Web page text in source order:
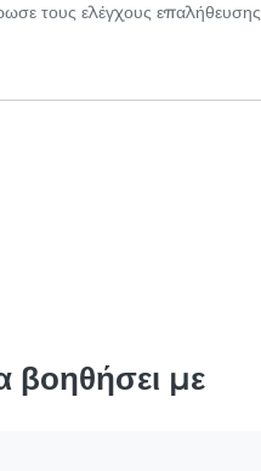
τους ελέγχους επαλήθευσης
βοηθήσει με